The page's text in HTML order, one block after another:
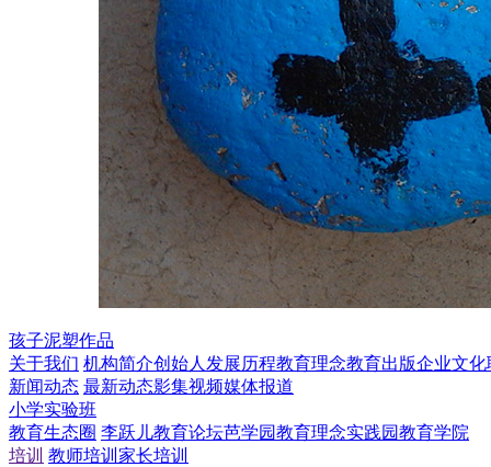
孩子泥塑作品
关于我们 机构简介创始人 发展历程教育理念教育出版企业文化
新闻动态 最新动态影集视频媒体报道
小学实验班
教育生态圈 李跃儿教育论坛芭学园教育理念实践园教育学院
培训 教师培训 家长培训